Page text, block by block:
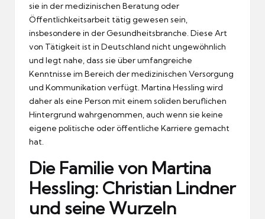
sie in der medizinischen Beratung oder
Öffentlichkeitsarbeit tätig gewesen sein,
insbesondere in der Gesundheitsbranche. Diese Art
von Tätigkeit ist in Deutschland nicht ungewöhnlich
und legt nahe, dass sie über umfangreiche
Kenntnisse im Bereich der medizinischen Versorgung
und Kommunikation verfügt. Martina Hessling wird
daher als eine Person mit einem soliden beruflichen
Hintergrund wahrgenommen, auch wenn sie keine
eigene politische oder öffentliche Karriere gemacht
hat.
Die Familie von Martina
Hessling: Christian Lindner
und seine Wurzeln